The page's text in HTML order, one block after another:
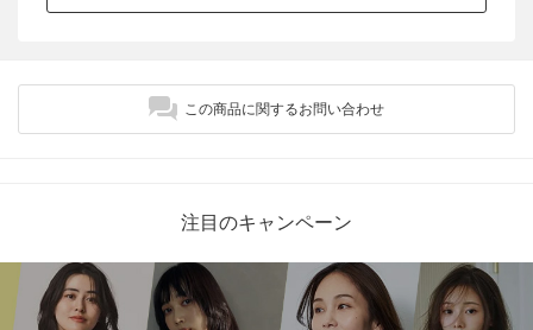
この商品に関するお問い合わせ
注目のキャンペーン